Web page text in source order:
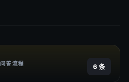
问答流程 6 条